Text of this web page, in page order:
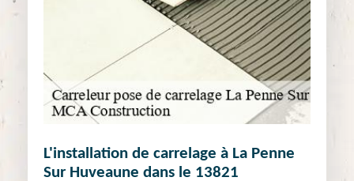
L'installation de carrelage à La Penne
Sur Huveaune dans le 13821